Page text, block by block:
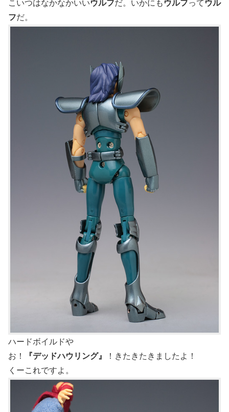
こいつはなかなかいいウルフだ。いかにも ウルフって ウル
フだ。
ハードボイルドや
お！
『デッドハウリング』
！きたきたきましたよ！
くーこれですよ。